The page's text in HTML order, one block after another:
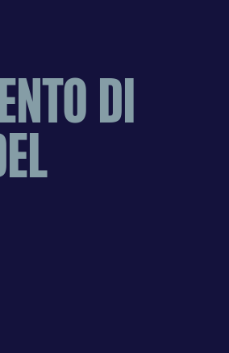
personalizzazioneCONFERMA LE MIE SCELTE
DI